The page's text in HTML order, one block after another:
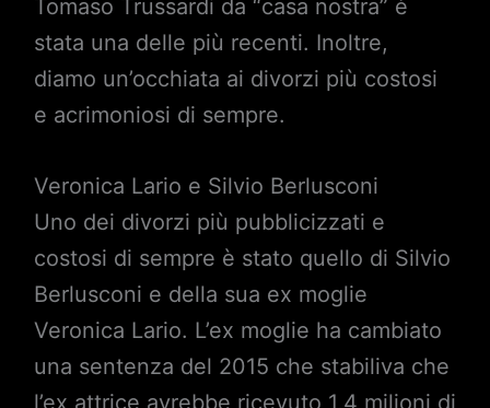
Tomaso Trussardi da “casa nostra” è
stata una delle più recenti. Inoltre,
diamo un’occhiata ai divorzi più costosi
e acrimoniosi di sempre.
Veronica Lario e Silvio Berlusconi
Uno dei divorzi più pubblicizzati e
costosi di sempre è stato quello di Silvio
Berlusconi e della sua ex moglie
Veronica Lario. L’ex moglie ha cambiato
una sentenza del 2015 che stabiliva che
l’ex attrice avrebbe ricevuto 1,4 milioni di